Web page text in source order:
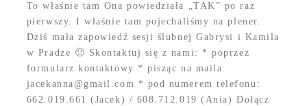
To właśnie tam Ona powiedziała „TAK” po raz
pierwszy. I właśnie tam pojechaliśmy na plener.
Dziś mała zapowiedź sesji ślubnej Gabrysi i Kamila
w Pradze 🙂 Skontaktuj się z nami: * poprzez
formularz kontaktowy * pisząc na maila:
jacekanna@gmail.com * pod numerem telefonu:
662.019.661 (Jacek) / 608.712.019 (Ania) Dołącz